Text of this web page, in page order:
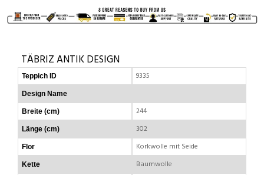
TÄBRIZ ANTIK DESIGN
Teppich ID 9335
Design Name
Breite (cm) 244
Länge (cm) 302
Flor Korkwolle mit Seide
Kette Baumwolle